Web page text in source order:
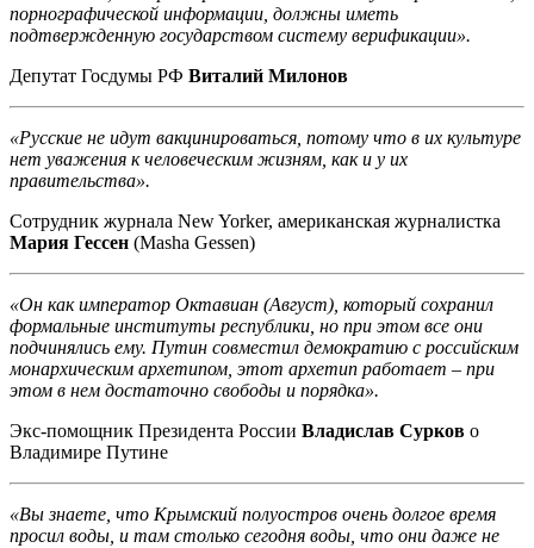
порнографической информации, должны иметь
подтвержденную государством систему верификации».
Депутат Госдумы РФ Виталий Милонов
«Русские не идут вакцинироваться, потому что в их культуре
нет уважения к человеческим жизням, как и у их
правительства».
Сотрудник журнала New Yorker, американская журналистка
Мария Гессен (Masha Gessen)
«Он как император Октавиан (Август), который сохранил
формальные институты республики, но при этом все они
подчинялись ему. Путин совместил демократию с российским
монархическим архетипом, этот архетип работает – при
этом в нем достаточно свободы и порядка».
Экс-помощник Президента России Владислав Сурков о
Владимире Путине
«Вы знаете, что Крымский полуостров очень долгое время
просил воды, и там столько сегодня воды, что они даже не